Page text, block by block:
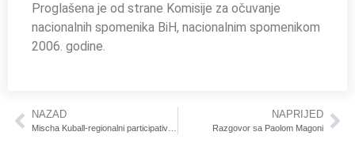
Proglašena je od strane Komisije za očuvanje
nacionalnih spomenika BiH, nacionalnim spomenikom
2006. godine.
NAZAD
Mischa Kuball-regionalni participativni umjetnički projekat “if walls could tell”.
NAPRIJED
Razgovor sa Paolom Magoni